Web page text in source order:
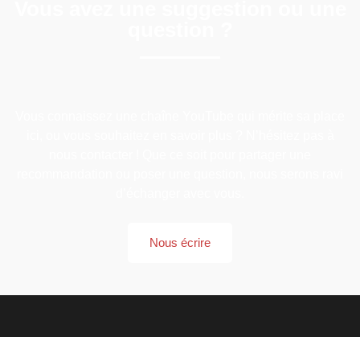
Nous écrire